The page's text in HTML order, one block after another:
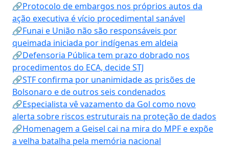
🔗Protocolo de embargos nos próprios autos da
ação executiva é vício procedimental sanável
🔗Funai e União não são responsáveis por
queimada iniciada por indígenas em aldeia
🔗Defensoria Pública tem prazo dobrado nos
procedimentos do ECA, decide STJ
🔗STF confirma por unanimidade as prisões de
Bolsonaro e de outros seis condenados
🔗Especialista vê vazamento da Gol como novo
alerta sobre riscos estruturais na proteção de dados
🔗Homenagem a Geisel cai na mira do MPF e expõe
a velha batalha pela memória nacional